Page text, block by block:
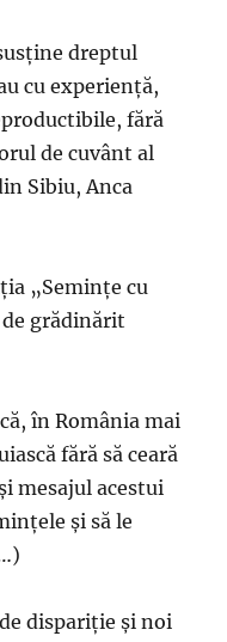
dreptul
cu experienţă,
fără
de cuvânt al
Sibiu, Anca
„Seminţe cu
grădinărit
în România mai
fără să ceară
mesajul acestui
şi să le
dispariţie şi noi